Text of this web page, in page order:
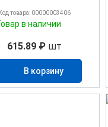
Код товара: 00000003406
в наличии
615.89 ₽ шт
В корзину